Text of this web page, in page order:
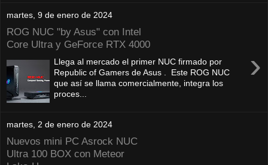
martes, 9 de enero de 2024
ROG NUC "by Asus" con Intel
Core Ultra y GeForce RTX 4000
›
Llega al mercado el primer NUC firmado por
Republic of Gamers de Asus . Este ROG NUC
que así se llama comercialmente, integra los
proces...
martes, 2 de enero de 2024
Nuevos mini PC Asrock NUC
Ultra 100 BOX con Meteor